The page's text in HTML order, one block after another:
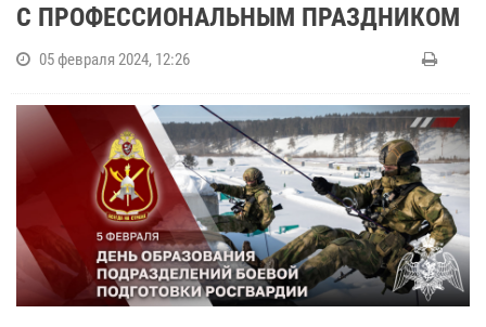
С ПРОФЕССИОНАЛЬНЫМ ПРАЗДНИКОМ
05 февраля 2024, 12:26